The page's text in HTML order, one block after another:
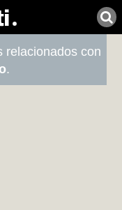
relacionados con
.